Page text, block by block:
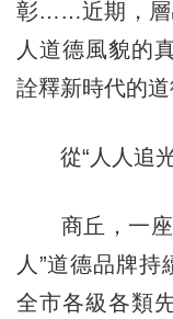
彰……近期，層
人道德風貌的
詮釋新時代的道
從“人人追光”
商丘，一座
人”道德品牌持
全市各級各類